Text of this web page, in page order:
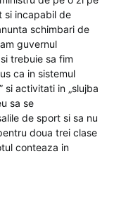
si incapabil de
schimbari de
guvernul
trebuie sa fim
ca in sistemul
si activitati in „slujba
sa se
de sport si sa nu
doua trei clase
conteaza in